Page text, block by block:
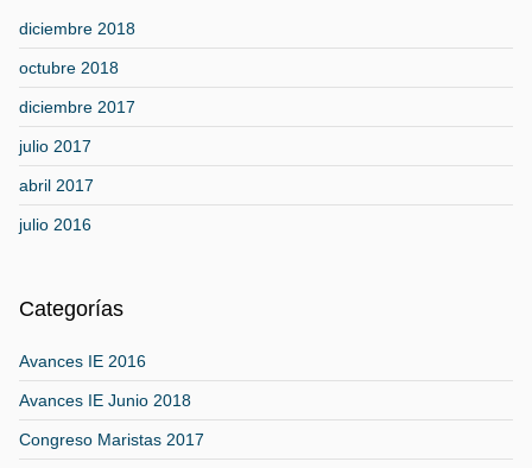
diciembre 2018
octubre 2018
diciembre 2017
julio 2017
abril 2017
julio 2016
Categorías
Avances IE 2016
Avances IE Junio 2018
Congreso Maristas 2017